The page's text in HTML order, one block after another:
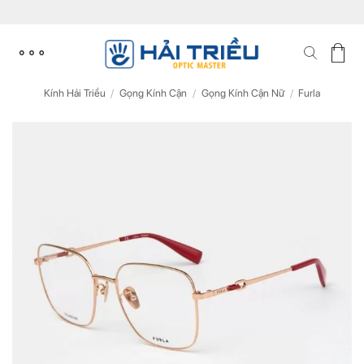
content
Kính Hải Triều / Gọng Kính Cận / Gọng Kính Cận Nữ / Furla